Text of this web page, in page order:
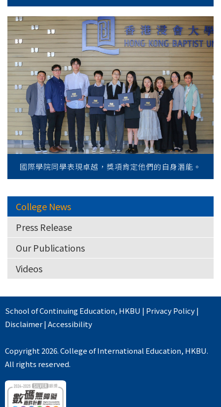
國際學院同學表現卓越，獎項肯定他們的自身潛能。
College News
Press Release
Our Publications
Videos
School of Continuing Education, HKBU | Privacy Policy|
Disclaimer|Accessibility
Copyright 2026. College of International Education, HKBU.
All rights reserved.